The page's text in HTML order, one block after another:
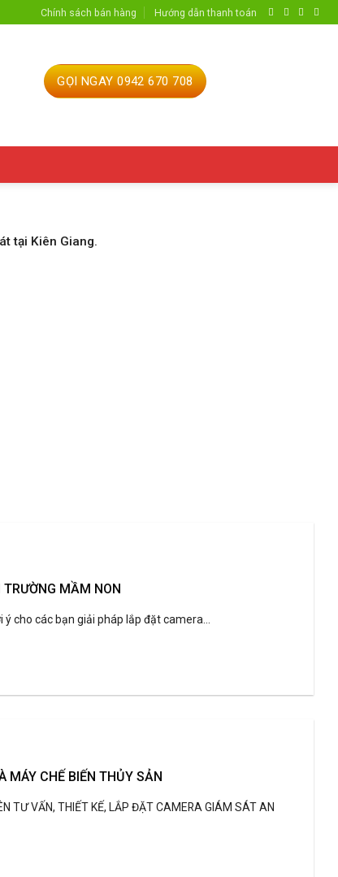
Chính sách bán hàng Hướng dẫn thanh toán
GỌI NGAY 0942 670 708
tại Kiên Giang.
MẦM NON
ý cho các bạn giải pháp lắp đặt camera...
MÁY CHẾ BIẾN THỦY SẢN
TƯ VẤN, THIẾT KẾ, LẮP ĐẶT CAMERA GIÁM SÁT AN